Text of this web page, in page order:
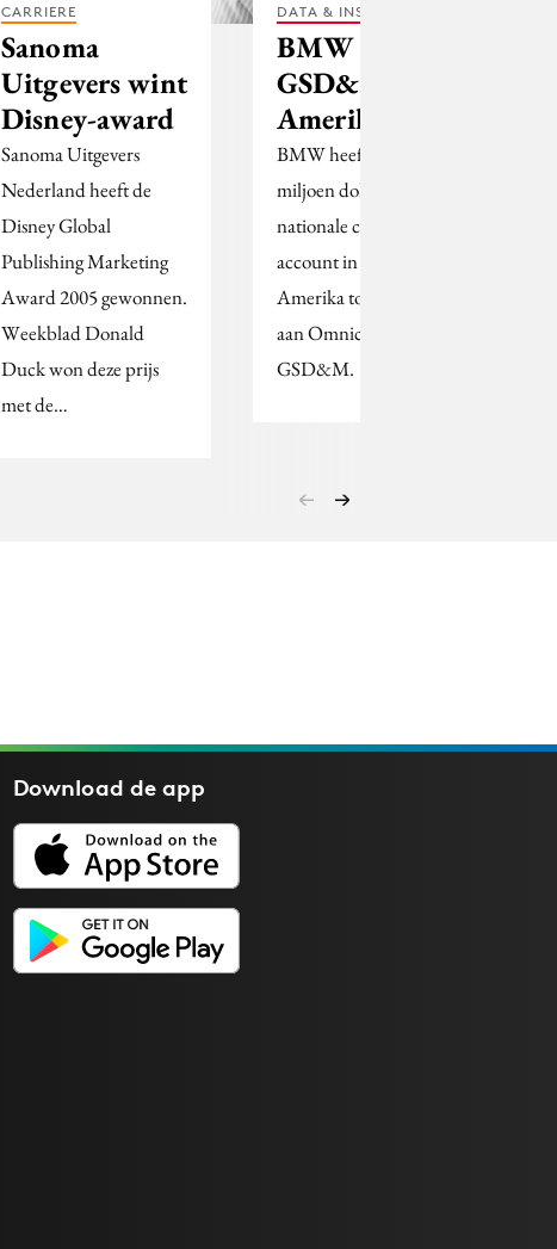
CARRIERE
Sanoma
Uitgevers wint
Disney-award
Sanoma Uitgevers
Nederland heeft de
Disney Global
Publishing Marketing
Award 2005 gewonnen.
Weekblad Donald
Duck won deze prijs
met de…
DATA & INSIGHTS
BMW kiest
GSD&M in
Amerika
BMW heeft het 80
miljoen dollar tellende
nationale creatieve
account in Noord-
Amerika toegewezen
aan Omnicom Group’s
GSD&M.
Download deapp